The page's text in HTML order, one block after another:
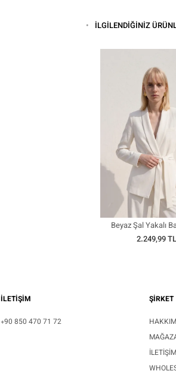
İLGİLENDİĞİNİZ
Beyaz Şal Yakalı
Blazer Ceket
2.249,99 TL
İLETİŞİM
+90 850 470 71 72
ŞİRKET
İLETIŞIM